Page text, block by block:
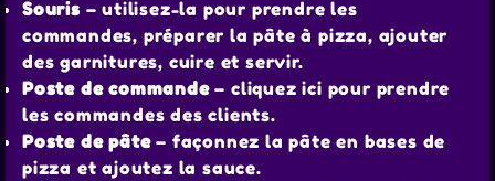
Souris – utilisez-la pour prendre les
commandes, préparer la pâte à pizza, ajouter
des garnitures, cuire et servir.
Poste de commande– cliquez ici pour prendre
les commandes des clients.
Poste de pâte– façonnez la pâte en bases de
pizza et ajoutez la sauce.